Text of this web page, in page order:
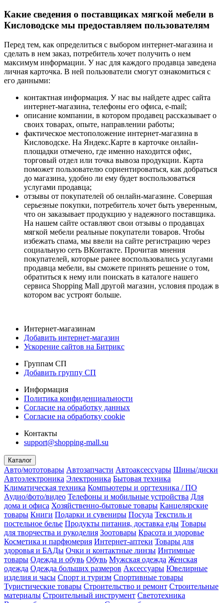
Какие сведения о поставщиках мягкой мебели в
Кисловодске мы предоставляем пользователям
Перед тем, как определиться с выбором интернет-магазина и
сделать в нем заказ, потребитель хочет получить о нем
максимум информации. У нас для каждого продавца заведена
личная карточка. В ней пользователи смогут ознакомиться с
его данными:
контактная информация. У нас вы найдете адрес сайта
интернет-магазина, телефоны его офиса, e-mail;
описание компании, в котором продавец рассказывает о
своих товарах, опыте, направлении работы;
фактическое местоположение интернет-магазина в
Кисловодске. На Яндекс.Карте в карточке онлайн-
площадки отмечено, где именно находится офис,
торговый отдел или точка вывоза продукции. Карта
поможет пользователю сориентироваться, как добраться
до магазина, удобно ли ему будет воспользоваться
услугами продавца;
отзывы от покупателей об онлайн-магазине. Совершая
серьезные покупки, потребитель хочет быть уверенным,
что он заказывает продукцию у надежного поставщика.
На нашем сайте оставляют свои отзывы о продавцах
мягкой мебели реальные покупатели товаров. Чтобы
избежать спама, мы ввели на сайте регистрацию через
социальную сеть ВКонтакте. Прочитав мнения
покупателей, которые ранее воспользовались услугами
продавца мебели, вы сможете принять решение о том,
обратиться к нему или поискать в каталоге нашего
сервиса Shopping Mall другой магазин, условия продаж в
котором вас устроят больше.
Интернет-магазинам
Добавить интернет-магазин
Ускорение сайтов на Битрикс
Группам СП
Добавить группу СП
Информация
Политика конфиденциальности
Согласие на обработку данных
Согласие на обработку cookie
Контакты
support@shopping-mall.su
Каталог
Авто/мототовары Автозапчасти Автоаксессуары Шины/диски
Автоэлектроника Электроника Бытовая техника
Климатическая техника Компьютеры и оргтехника / ПО
Аудио/фото/видео Телефоны и мобильные устройства Для
дома и офиса Хозяйственно-бытовые товары Канцелярские
товары Книги Подарки и сувениры Посуда Текстиль и
постельное белье Продукты питания, доставка еды Товары
для творчества и рукоделия Зоотовары Красота и здоровье
Косметика и парфюмерия Интернет-аптеки Товары для
здоровья и БАДы Очки и контактные линзы Интимные
товары Одежда и обувь Обувь Мужская одежда Женская
одежда Одежда больших размеров Аксессуары Ювелирные
изделия и часы Спорт и туризм Спортивные товары
Туристические товары Строительство и ремонт Строительные
материалы Строительный инструмент Светотехника